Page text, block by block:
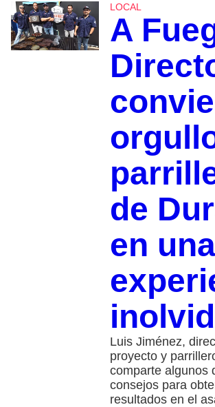
LOCAL
A
de
en una
Luis Jiménez,
proyecto y
comparte algunos
consejos para
resultados en el